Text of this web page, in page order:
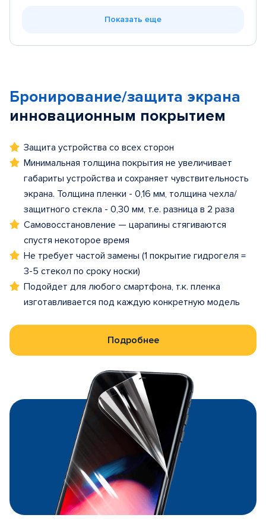
Показать еще
Бронирование/защита экрана
инновационным покрытием
Защита устройства со всех сторон
Минимальная толщина покрытия не увеличивает
габариты устройства и сохраняет чувствительность
экрана. Толщина пленки - 0,16 мм, толщина чехла/
защитного стекла - 0,30 мм, т.е. разница в 2 раза
Самовосстановление — царапины стягиваются
спустя некоторое время
Не требует частой замены (1 покрытие гидрогеля =
3-5 стекол по сроку носки)
Подойдет для любого смартфона, т.к. пленка
изготавливается под каждую конкретную модель
Подробнее